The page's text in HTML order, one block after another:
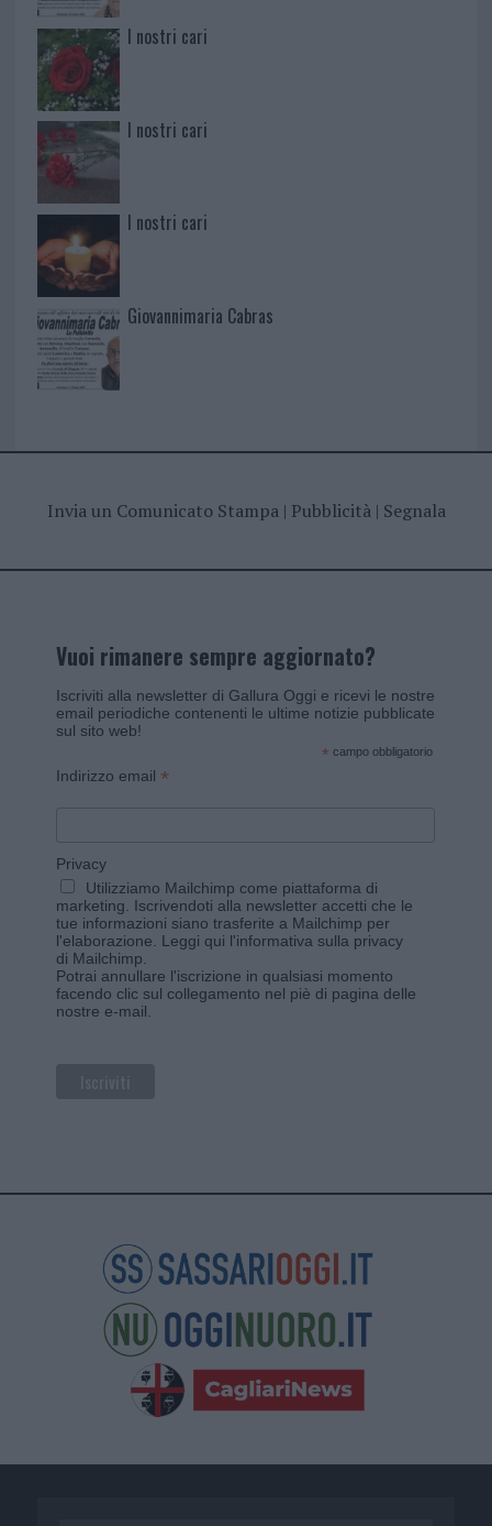
I nostri cari
I nostri cari
I nostri cari
Giovannimaria Cabras
Invia un Comunicato Stampa| Pubblicità| Segnala
Vuoi rimanere sempre aggiornato?
Iscriviti alla newsletter di Gallura Oggi e ricevi le nostre
email periodiche contenenti le ultime notizie pubblicate
sul sito web!
* campo obbligatorio
Indirizzo email *
Privacy
Utilizziamo Mailchimp come piattaforma di
marketing. Iscrivendoti alla newsletter accetti che le
tue informazioni siano trasferite a Mailchimp per
l'elaborazione. Leggi qui l'informativa sulla privacy
di Mailchimp
Potrai annullare l'iscrizione in qualsiasi momento
facendo clic sul collegamento nel piè di pagina delle
nostre e-mail.